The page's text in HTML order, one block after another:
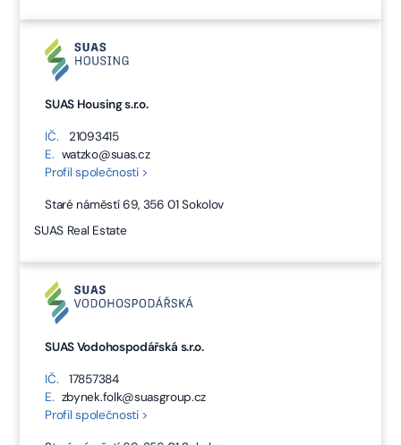
SUAS Housing s.r.o.
IČ.
21093415
E. watzko@suas.cz
Profil společnosti >
Staré náměstí 69, 356 01 Sokolov
SUAS Real Estate
SUAS Vodohospodářská s.r.o.
IČ.
17857384
E. zbynek.folk@suasgroup.cz
Profil společnosti >